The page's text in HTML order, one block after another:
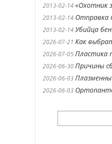
2013-02-14«Охотник
2013-02-14 Отправка
2013-02-14Убийца
2026-07-21 Как
2026-07-05Пластика
2026-06-30Причины
2026-06-03
2026-06-03